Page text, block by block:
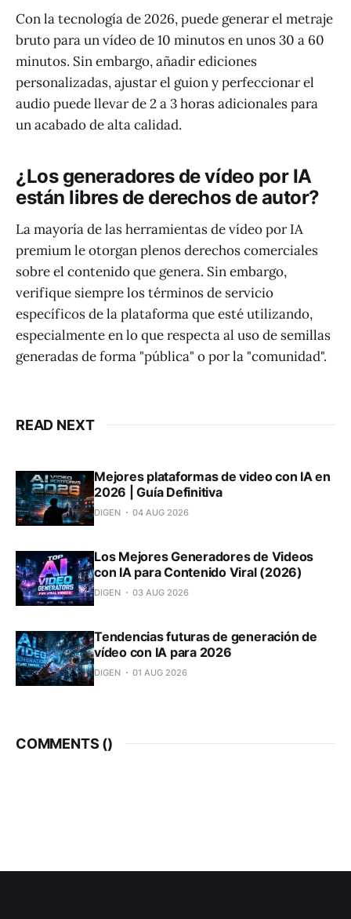
Con la tecnología de 2026, puede generar el metraje
bruto para un vídeo de 10 minutos en unos 30 a 60
minutos. Sin embargo, añadir ediciones
personalizadas, ajustar el guion y perfeccionar el
audio puede llevar de 2 a 3 horas adicionales para
un acabado de alta calidad.
¿Los generadores de vídeo por IA
están libres de derechos de autor?
La mayoría de las herramientas de vídeo por IA
premium le otorgan plenos derechos comerciales
sobre el contenido que genera. Sin embargo,
verifique siempre los términos de servicio
específicos de la plataforma que esté utilizando,
especialmente en lo que respecta al uso de semillas
generadas de forma "pública" o por la "comunidad".
READ NEXT
Mejores plataformas de video con IA en
2026 | Guía Definitiva
DIGEN 04 AUG 2026
Los Mejores Generadores de Videos
con IA para Contenido Viral (2026)
DIGEN 03 AUG 2026
Tendencias futuras de generación de
vídeo con IA para 2026
DIGEN 01 AUG 2026
COMMENTS ()